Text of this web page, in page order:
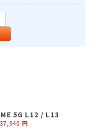
ル2F
5G L12 / L13
円